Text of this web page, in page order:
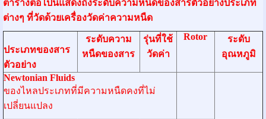
ตารางต่อไปนี้แสดงถึงระดับความหนืดของสารตัวอย่างประเภท
ต่างๆ ที่วัดด้วยเครื่องวัดค่าความหนืด
ประเภทของสาร
ตัวอย่าง
ระดับความ
หนืดของสาร
รุ่นที่ใช้
วัดค่า
Rotor
ระดับ
อุณหภูมิ
Newtonian Fluids
ของไหลประเภทที่มีความหนืดคงที่ไม่
เปลี่ยนแปลง